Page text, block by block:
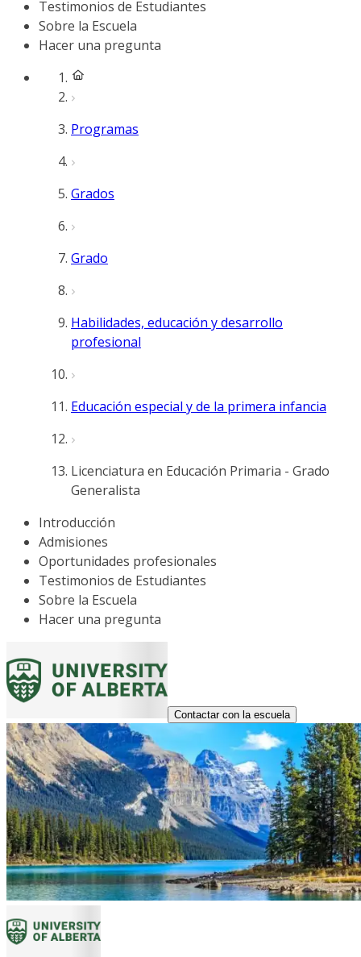
Testimonios de Estudiantes
Sobre la Escuela
Hacer una pregunta
Programas
Grados
Grado
Habilidades, educación y desarrollo
profesional
Educación especial y de la primera infancia
Licenciatura en Educación Primaria - Grado
Generalista
Introducción
Admisiones
Oportunidades profesionales
Testimonios de Estudiantes
Sobre la Escuela
Hacer una pregunta
Contactar con la escuela